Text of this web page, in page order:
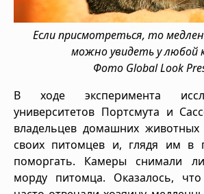
Если присмотреться, то
можно увидеть у любой
Фото Global Look
В ходе эксперимента
университетов Портсмута и
владельцев домашних животных
своих питомцев и, глядя им в
поморгать. Камеры снимали
морду питомца. Оказалось,